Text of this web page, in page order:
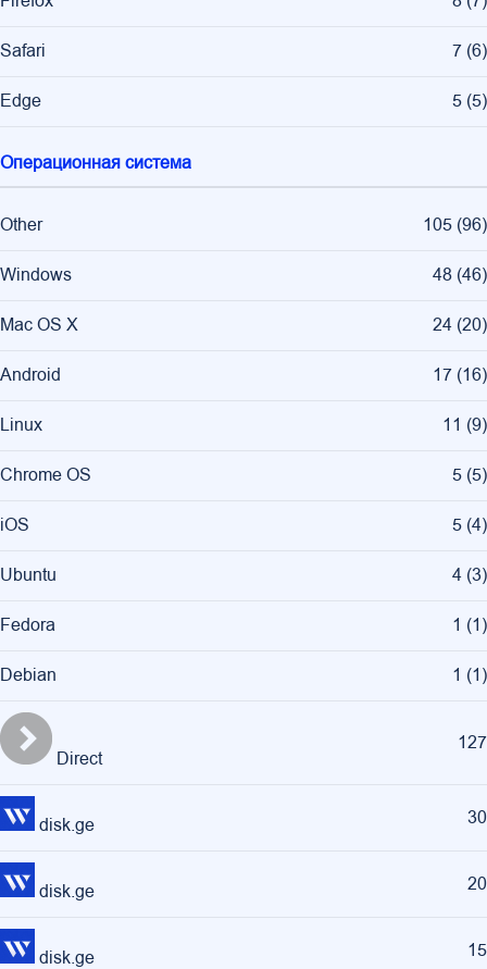
Safari 7 (6)
Edge 5 (5)
Операционная система
Other 105 (96)
Windows 48 (46)
Mac OS X 24 (20)
Android 17 (16)
Linux 11 (9)
Chrome OS 5 (5)
iOS 5 (4)
Ubuntu 4 (3)
Fedora 1 (1)
Debian 1 (1)
Direct
127
disk.ge 30
disk.ge 20
disk.ge 15